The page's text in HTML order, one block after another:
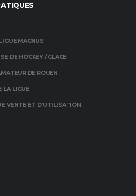
MAGNUS
DE HOCKEY / GLACE
DE ROUEN
LA LIGUE
VENTE ET D’UTILISATION